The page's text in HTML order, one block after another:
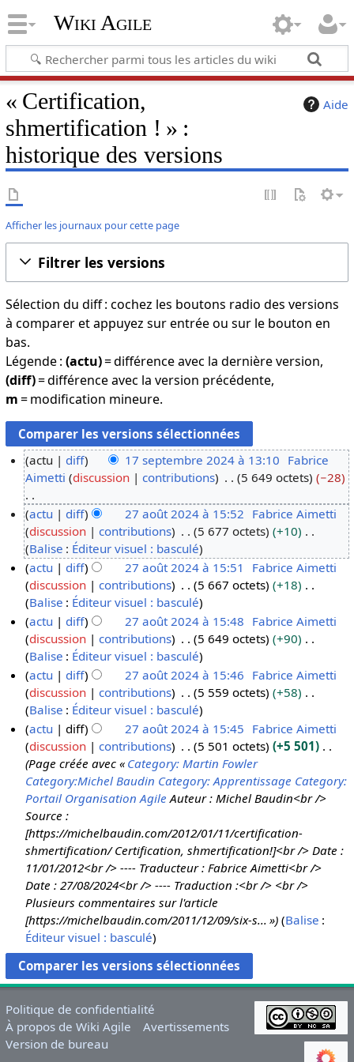
Wiki Agile
Aide
« Certification,
shmertification ! » :
historique des versions
Afficher les journaux pour cette page
Filtrer les versions
Sélection du diff : cochez les boutons radio des versions
à comparer et appuyez sur entrée ou sur le bouton en
bas.
Légende : (actu)= différence avec la dernière version,
(diff)= différence avec la version précédente,
m= modification mineure.
s
b
2
4
actu diff 17 septembre 2024 à 13:10 Fabrice
Aimetti discussion contributions 5 649 octets −28
A
u
c
u
n
r
é
s
u
m
é
d
e
s
m
o
d
i
f
i
c
a
t
i
o
n
s
a
2
actu diff 27 août 2024 à 15:52 Fabrice Aimetti
discussion
contributions 5 677 octets
+10
A
u
c
u
n
r
é
s
u
m
é
d
e
s
m
o
d
i
f
i
c
a
t
i
o
n
Balise : Éditeur visuel : basculé
actu
diff 27 août 2024 à 15:51
Fabrice Aimetti
discussion
contributions 5 667 octets
+18
A
u
c
u
n
r
é
s
u
m
é
d
e
s
m
o
d
i
f
i
a
t
o
n
s
Balise : Éditeur visuel : basculé
actu
diff 27 août 2024 à 15:48 Fabrice Aimetti
discussion
contributions 5 649 octets
+90
A
u
c
u
n
r
é
s
u
m
é
d
e
s
m
o
d
i
f
i
c
Balise : Éditeur visuel : basculé
actu
diff 27 août 2024 à 15:46 Fabrice Aimetti
discussion
contributions 5 559 octets
+58
A
u
c
u
n
r
é
s
u
m
é
d
e
s
m
o
d
i
f
i
Balise : Éditeur visuel : basculé
actu
diff 27 août 2024 à 15:45 Fabrice Aimetti
discussion
contributions 5 501 octets
+5 501
Page créée avec « Category: Martin Fowler
Category:Michel Baudin Category: Apprentissage Category:
Portail Organisation Agile Auteur : Michel Baudin<br />
Source :
[https://michelbaudin.com/2012/01/11/certification-
shmertification/ Certification, shmertification!]<br /> Date :
11/01/2012<br /> ---- Traducteur : Fabrice Aimetti<br />
Date : 27/08/2024<br /> ---- Traduction :<br /> <br />
Plusieurs commentaires sur l'article
[https://michelbaudin.com/2011/12/09/six-s... »
Balise :
Éditeur visuel : basculé
Politique de confidentialité
À propos de Wiki Agile
Avertissements
Version de bureau